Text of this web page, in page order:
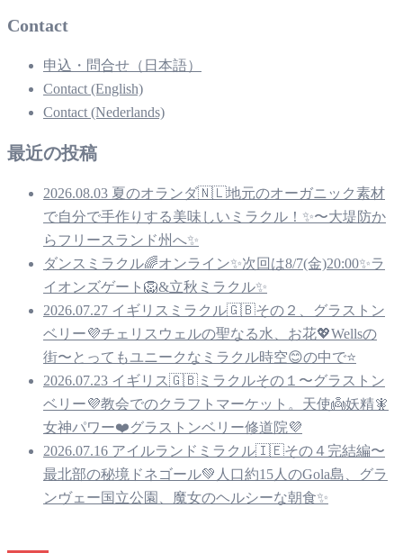
Contact
申込・問合せ（日本語）
Contact (English)
Contact (Nederlands)
最近の投稿
2026.08.03 夏のオランダ🇳🇱地元のオーガニック素材
で自分で手作りする美味しいミラクル！✨〜大堤防か
らフリースランド州へ✨
ダンスミラクル🌈オンライン✨次回は8/7(金)20:00✨ラ
イオンズゲート🦁&立秋ミラクル✨
2026.07.27 イギリスミラクル🇬🇧その２、グラストン
ベリー💜チェリスウェルの聖なる水、お花💖Wellsの
街〜とってもユニークなミラクル時空😊の中で⭐️
2026.07.23 イギリス🇬🇧ミラクルその１〜グラストン
ベリー💜教会でのクラフトマーケット。天使👼妖精🧚
女神パワー❤️グラストンベリー修道院💜
2026.07.16 アイルランドミラクル🇮🇪その４完結編〜
最北部の秘境ドネゴール💚人口約15人のGola島、グラ
ンヴェー国立公園、魔女のヘルシーな朝食✨